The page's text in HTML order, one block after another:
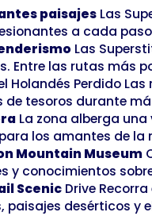
paisajes Las
a cada
Las
Entre las rutas más
Holandés Perdido
de tesoros durante
La zona alberga
los amantes de
Mountain Museum
y conocimientos
Scenic Drive
paisajes desérticos y